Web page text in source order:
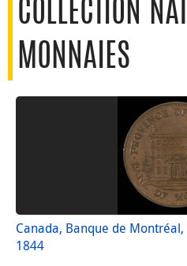
COLLECTION
MONNAIES
Canada, Banque de
1844